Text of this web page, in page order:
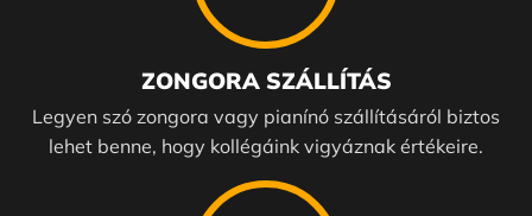
ZONGORA SZÁLLÍTÁS
Legyen szó zongora vagy pianínó szállításáról biztos
lehet benne, hogy kollégáink vigyáznak értékeire.